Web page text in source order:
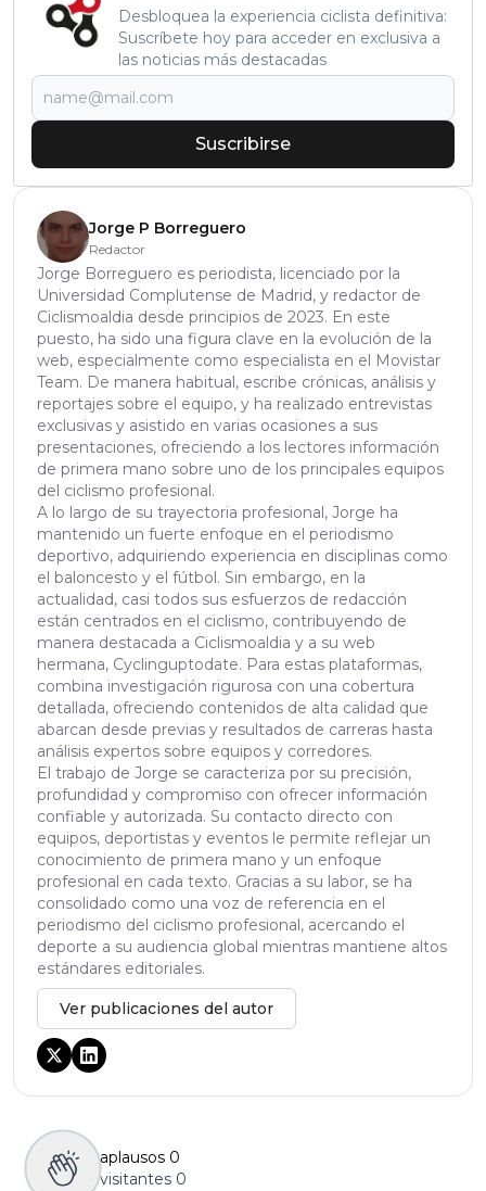
Desbloquea la experiencia ciclista definitiva:
Suscríbete hoy para acceder en exclusiva a
las noticias más destacadas
Suscribirse
Jorge P Borreguero
Redactor
Jorge Borreguero es periodista, licenciado por la
Universidad Complutense de Madrid, y redactor de
Ciclismoaldia desde principios de 2023. En este
puesto, ha sido una figura clave en la evolución de la
web, especialmente como especialista en el Movistar
Team. De manera habitual, escribe crónicas, análisis y
reportajes sobre el equipo, y ha realizado entrevistas
exclusivas y asistido en varias ocasiones a sus
presentaciones, ofreciendo a los lectores información
de primera mano sobre uno de los principales equipos
del ciclismo profesional.
A lo largo de su trayectoria profesional, Jorge ha
mantenido un fuerte enfoque en el periodismo
deportivo, adquiriendo experiencia en disciplinas como
el baloncesto y el fútbol. Sin embargo, en la
actualidad, casi todos sus esfuerzos de redacción
están centrados en el ciclismo, contribuyendo de
manera destacada a Ciclismoaldia y a su web
hermana, Cyclinguptodate. Para estas plataformas,
combina investigación rigurosa con una cobertura
detallada, ofreciendo contenidos de alta calidad que
abarcan desde previas y resultados de carreras hasta
análisis expertos sobre equipos y corredores.
El trabajo de Jorge se caracteriza por su precisión,
profundidad y compromiso con ofrecer información
confiable y autorizada. Su contacto directo con
equipos, deportistas y eventos le permite reflejar un
conocimiento de primera mano y un enfoque
profesional en cada texto. Gracias a su labor, se ha
consolidado como una voz de referencia en el
periodismo del ciclismo profesional, acercando el
deporte a su audiencia global mientras mantiene altos
estándares editoriales.
Ver publicaciones del autor
aplausos 0
visitantes 0